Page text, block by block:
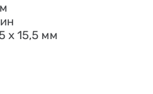
х 15,5 мм